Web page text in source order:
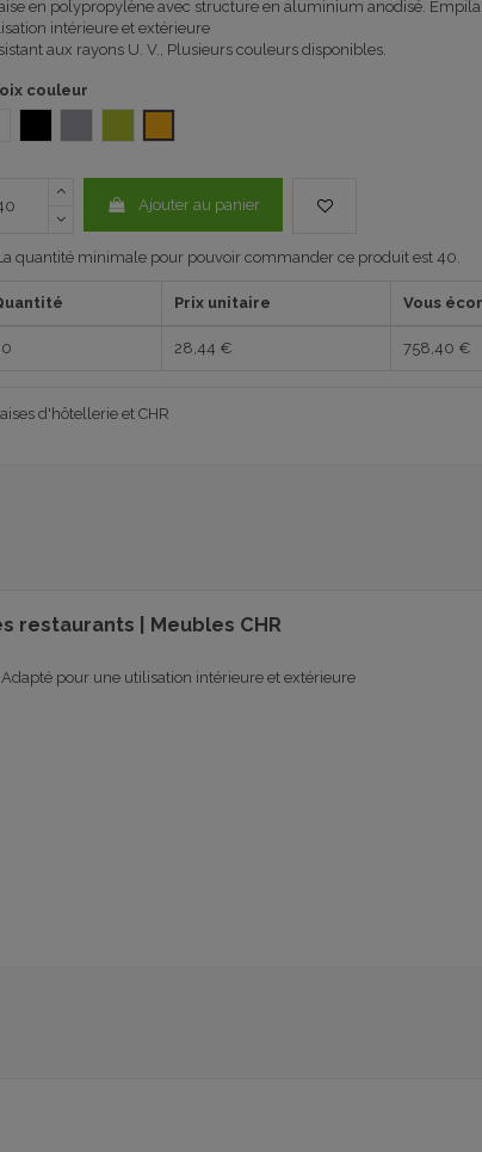
en polypropylène avec structure en aluminium anodisé.
intérieure et extérieure
aux rayons U. V., Plusieurs couleurs disponibles.
couleur
Ajouter au panier
quantité minimale pour pouvoir commander ce produit est 40.
Prix unitaire Vous
28,44 € 758,40 €
d'hôtellerie et CHR
restaurants | Meubles CHR
pour une utilisation intérieure et extérieure